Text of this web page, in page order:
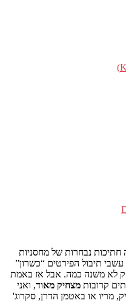
חתיכות נבחרות של מחסניות
תיבול הפירטים “כשרון”
לא משנה כמה. אבל אז באמת
קרובות מצחיק מאוד, ואני
מריו או באטמן הדרן, סקרוג'